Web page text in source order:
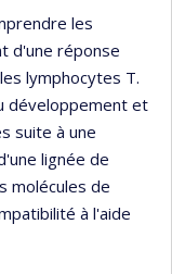
les
d'une réponse
lymphocytes T.
développement et
suite à une
lignée de
molécules de
à l'aide